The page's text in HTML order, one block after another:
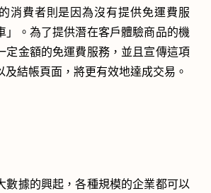
消費者則是因為沒有提供免運費服
」。為了提供潛在客戶體驗商品的機
定金額的免運費服務，並且宣傳這項
及結帳頁面，將更有效地達成交易。
數據的興起，各種規模的企業都可以